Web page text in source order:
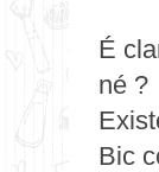
É
né ?
Bic